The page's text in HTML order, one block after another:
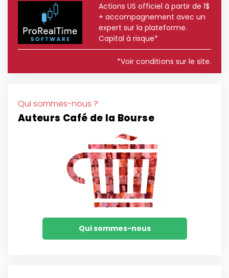
Actions US officiel à partir de 1$
+ accompagnement avec un
expert sur la plateforme.
Capital à risque*
*Voir conditions sur le site.
Qui sommes-nous ?
Auteurs Café de la Bourse
Qui sommes-nous